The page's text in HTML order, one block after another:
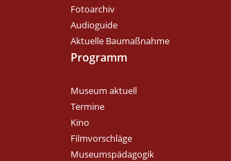
Fotoarchiv
Audioguide
Aktuelle Baumaßnahme
Programm
Museum aktuell
Termine
Kino
Filmvorschläge
Museumspädagogik